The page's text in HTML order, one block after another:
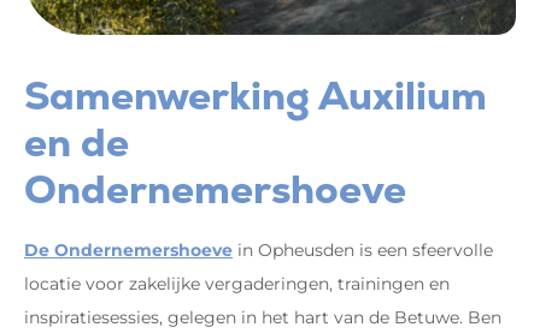
Samenwerking Auxilium
en de
Ondernemershoeve
De Ondernemershoeve in Opheusden is een sfeervolle
locatie voor zakelijke vergaderingen, trainingen en
inspiratiesessies, gelegen in het hart van de Betuwe. Ben